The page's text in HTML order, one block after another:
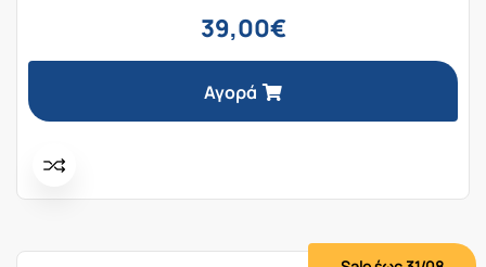
39,00€
Αγορά